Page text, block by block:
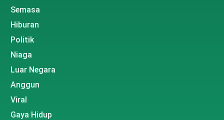
Semasa
Hiburan
Politik
Niaga
Luar Negara
Anggun
Viral
Gaya Hidup